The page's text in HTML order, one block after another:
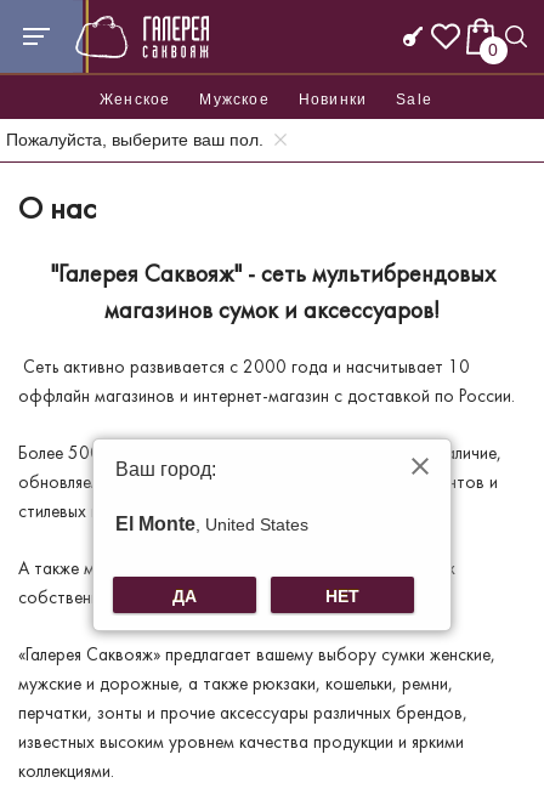
0
Женское Мужское Новинки Sale
Пожалуйста, выберите ваш пол.
Главная О нас
О нас
"Галерея Саквояж" - сеть мультибрендовых
магазинов сумок и аксессуаров!
Сеть активно развивается с 2000 года и насчитывает 10
оффлайн магазинов и интернет-магазин с доставкой по России.
Более 5000 стильных моделей сумок и аксессуаров в наличие,
обновляемых каждую неделю, различных ценовых сегментов и
стилевых предпочтений.
А также мы представляем эксклюзивные коллекции своих
собственных брендов.
«Галерея Саквояж» предлагает вашему выбору сумки женские,
мужские и дорожные, а также рюкзаки, кошельки, ремни,
перчатки, зонты и прочие аксессуары различных брендов,
известных высоким уровнем качества продукции и яркими
коллекциями.
Ваш город:
El Monte, United States
ДА НЕТ